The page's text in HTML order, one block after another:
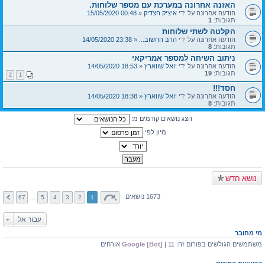
האזנה אחרונה במערכת עם מספר שלוחות.
הודעה אחרונה על ידי איציק הצדיק «
00:48 15/05/2020
תגובות: 1
הקלטה לשתי שלוחות
הודעה אחרונה על ידי הרב החשוב... «
23:38 14/05/2020
תגובות: 8
ניתוב השיחה למספר אמריקאי
הודעה אחרונה על ידי יואל שווארץ «
18:53 14/05/2020
תגובות: 19
1
2
חסד!!!
הודעה אחרונה על ידי יואל שווארץ «
18:38 14/05/2020
תגובות: 8
הצג נושאים קודמים מ:
מיון לפי
נושא חדש
1673 נושאים 1
2
3
4
5
67
עבור אל
מי מחובר
משתמשים הגולשים בפורום זה:
Google [Bot] | 11 אורחים